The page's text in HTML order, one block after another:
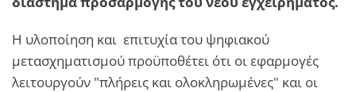
Η υλοποίηση και επιτυχία του ψηφιακού
μετασχηματισμού προϋποθέτει ότι οι εφαρμογές
λειτουργούν "πλήρεις και ολοκληρωμένες" και οι